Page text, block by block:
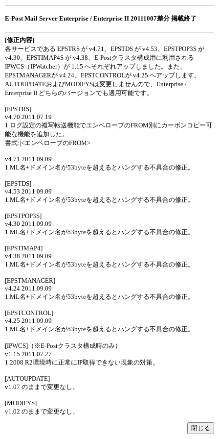
E-Post Mail Server Enterprise / Enterprise II 20111007差分 掲載終了
[修正内容]
各サービスである EPSTRS が v4.71、EPSTDS が v4.53、EPSTPOP3S が
v4.30、EPSTIMAP4S が v4.38、E-Postクラスタ構成用に利用される
IPWCS（IPWatcher）が 1.15 へそれぞれアップしました。また、
EPSTMANAGERが v4.24、EPSTCONTROLが v4.25 へアップします。
AUTOUPDATEおよびMODIFYSは変更しませんので、Enterprise /
Enterprise II どちらのバージョンでも適用可能です。
[EPSTRS]
v4.70 2011.07.19
1.ログ設定の複写転送機能でエンベロープのFROM別にカーボンコピー可
能な機能を追加した。
書式:|<エンベロープのFROM>
v4.71 2011.09.09
1.ML名+ドメイン名が53byteを超えるとハングする不具合の修正。
[EPSTDS]
v4.53 2011.09.09
1.ML名+ドメイン名が53byteを超えるとハングする不具合の修正。
[EPSTPOP3S]
v4.30 2011.09.09
1.ML名+ドメイン名が53byteを超えるとハングする不具合の修正。
[EPSTIMAP4]
v4.38 2011.09.09
1.ML名+ドメイン名が53byteを超えるとハングする不具合の修正。
[EPSTMANAGER]
v4.24 2011.09.09
1.ML名+ドメイン名が53byteを超えるとハングする不具合の修正。
[EPSTCONTROL]
v4.25 2011.09.09
1.ML名+ドメイン名が53byteを超えるとハングする不具合の修正。
[IPWCS]（※E-Postクラスタ構成時のみ）
v1.15 2011.07.27
1.2008 R2環境時に正常にIP取得できない現象の対策。
[AUTOUPDATE]
v1.07 のままで変更なし。
[MODIFYS]
v1.02 のままで変更なし。